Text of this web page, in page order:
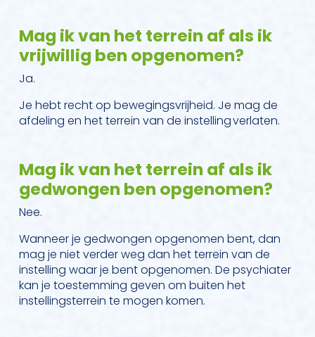
Mag ik van het terrein af als ik
vrijwillig ben opgenomen?
Ja.
Je hebt recht op bewegingsvrijheid. Je mag de
afdeling en het terrein van de instelling verlaten.
Mag ik van het terrein af als ik
gedwongen ben opgenomen?
Nee.
Wanneer je gedwongen opgenomen bent, dan
mag je niet verder weg dan het terrein van de
instelling waar je bent opgenomen. De psychiater
kan je toestemming geven om buiten het
instellingsterrein te mogen komen.